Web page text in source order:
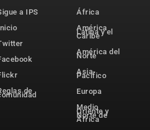
a IPS
de
África
América
Latina y el
Caribe
América del
Norte
Asia-
Pacífico
Europa
Medio
Oriente y
Norte de
África